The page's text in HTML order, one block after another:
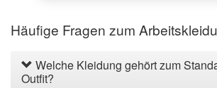
Häufige Fragen zum
Welche Kleidung gehört zum
Outfit?